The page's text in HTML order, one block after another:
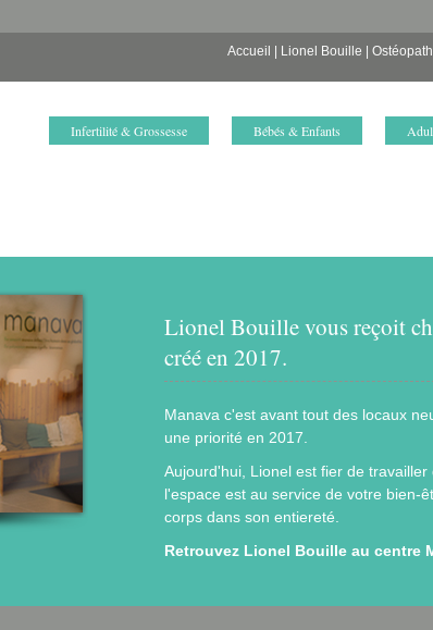
Accueil Lionel Bouille
Bébés & Enfants
Infertilité & Grossesse
Lionel Bouille vous reçoit
créé en 2017.
Manava c'est avant tout des locaux
une priorité en 2017.
Aujourd'hui, Lionel est fier de
l'espace est au service de votre bien-
corps dans son entiereté.
Retrouvez Lionel Bouille au centre